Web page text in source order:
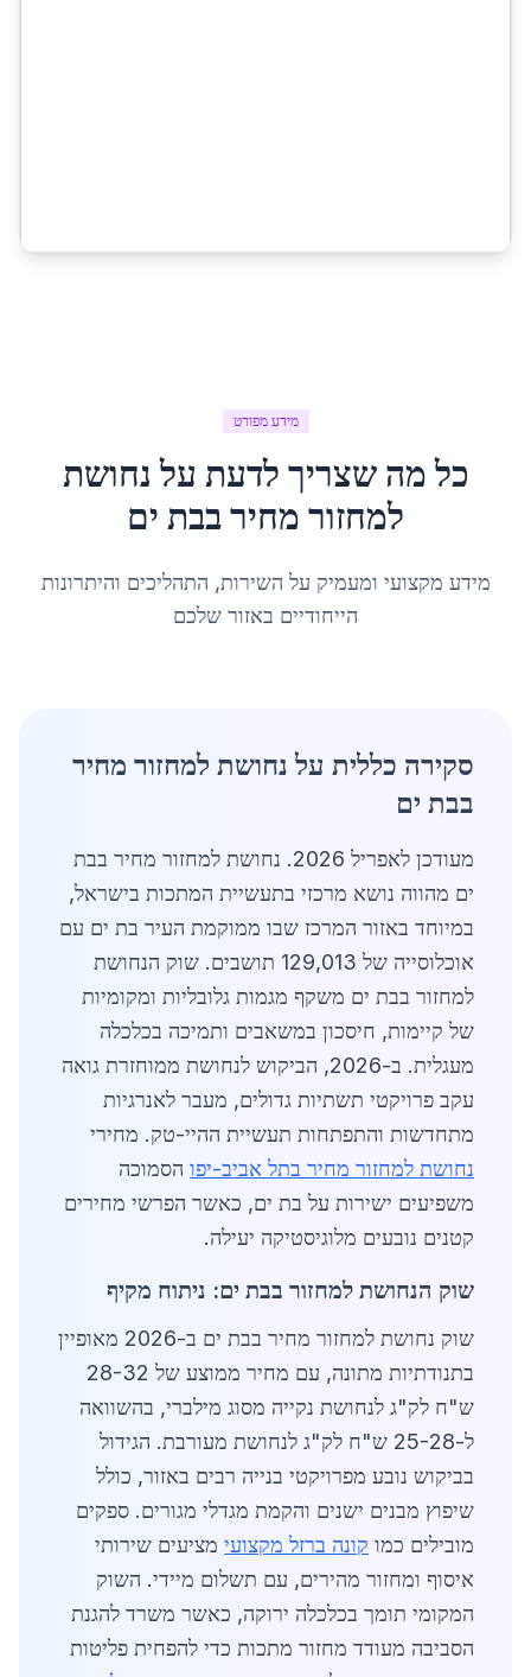
מידע מפורט
כל מה שצריך לדעת על נחושת
למחזור מחירבבת ים
מידע מקצועי ומעמיק על השירות, התהליכים והיתרונות
הייחודיים באזור שלכם
סקירה כללית על נחושת למחזור מחיר
בבת ים
מעודכן לאפריל 2026. נחושת למחזור מחיר בבת
ים מהווה נושא מרכזי בתעשיית המתכות בישראל,
במיוחד באזור המרכז שבו ממוקמת העיר בת ים עם
אוכלוסייה של 129,013 תושבים. שוק הנחושת
למחזור בבת ים משקף מגמות גלובליות ומקומיות
של קיימות, חיסכון במשאבים ותמיכה בכלכלה
מעגלית. ב-2026, הביקוש לנחושת ממוחזרת גואה
עקב פרויקטי תשתיות גדולים, מעבר לאנרגיות
מתחדשות והתפתחות תעשיית ההיי-טק. מחירי
נחושת למחזור מחיר בתל אביב-יפו הסמוכה
משפיעים ישירות על בת ים, כאשר הפרשי מחירים
קטנים נובעים מלוגיסטיקה יעילה.
שוק הנחושת למחזור בבת ים: ניתוח מקיף
שוק נחושת למחזור מחיר בבת ים ב-2026 מאופיין
בתנודתיות מתונה, עם מחיר ממוצע של 28-32
ש"ח לק"ג לנחושת נקייה מסוג מילברי, בהשוואה
ל-25-28 ש"ח לק"ג לנחושת מעורבת. הגידול
בביקוש נובע מפרויקטי בנייה רבים באזור, כולל
שיפוץ מבנים ישנים והקמת מגדלי מגורים. ספקים
מובילים כמו קונה ברזל מקצועי מציעים שירותי
איסוף ומחזור מהירים, עם תשלום מיידי. השוק
המקומי תומך בכלכלה ירוקה, כאשר משרד להגנת
הסביבה מעודד מחזור מתכות כדי להפחית פליטות